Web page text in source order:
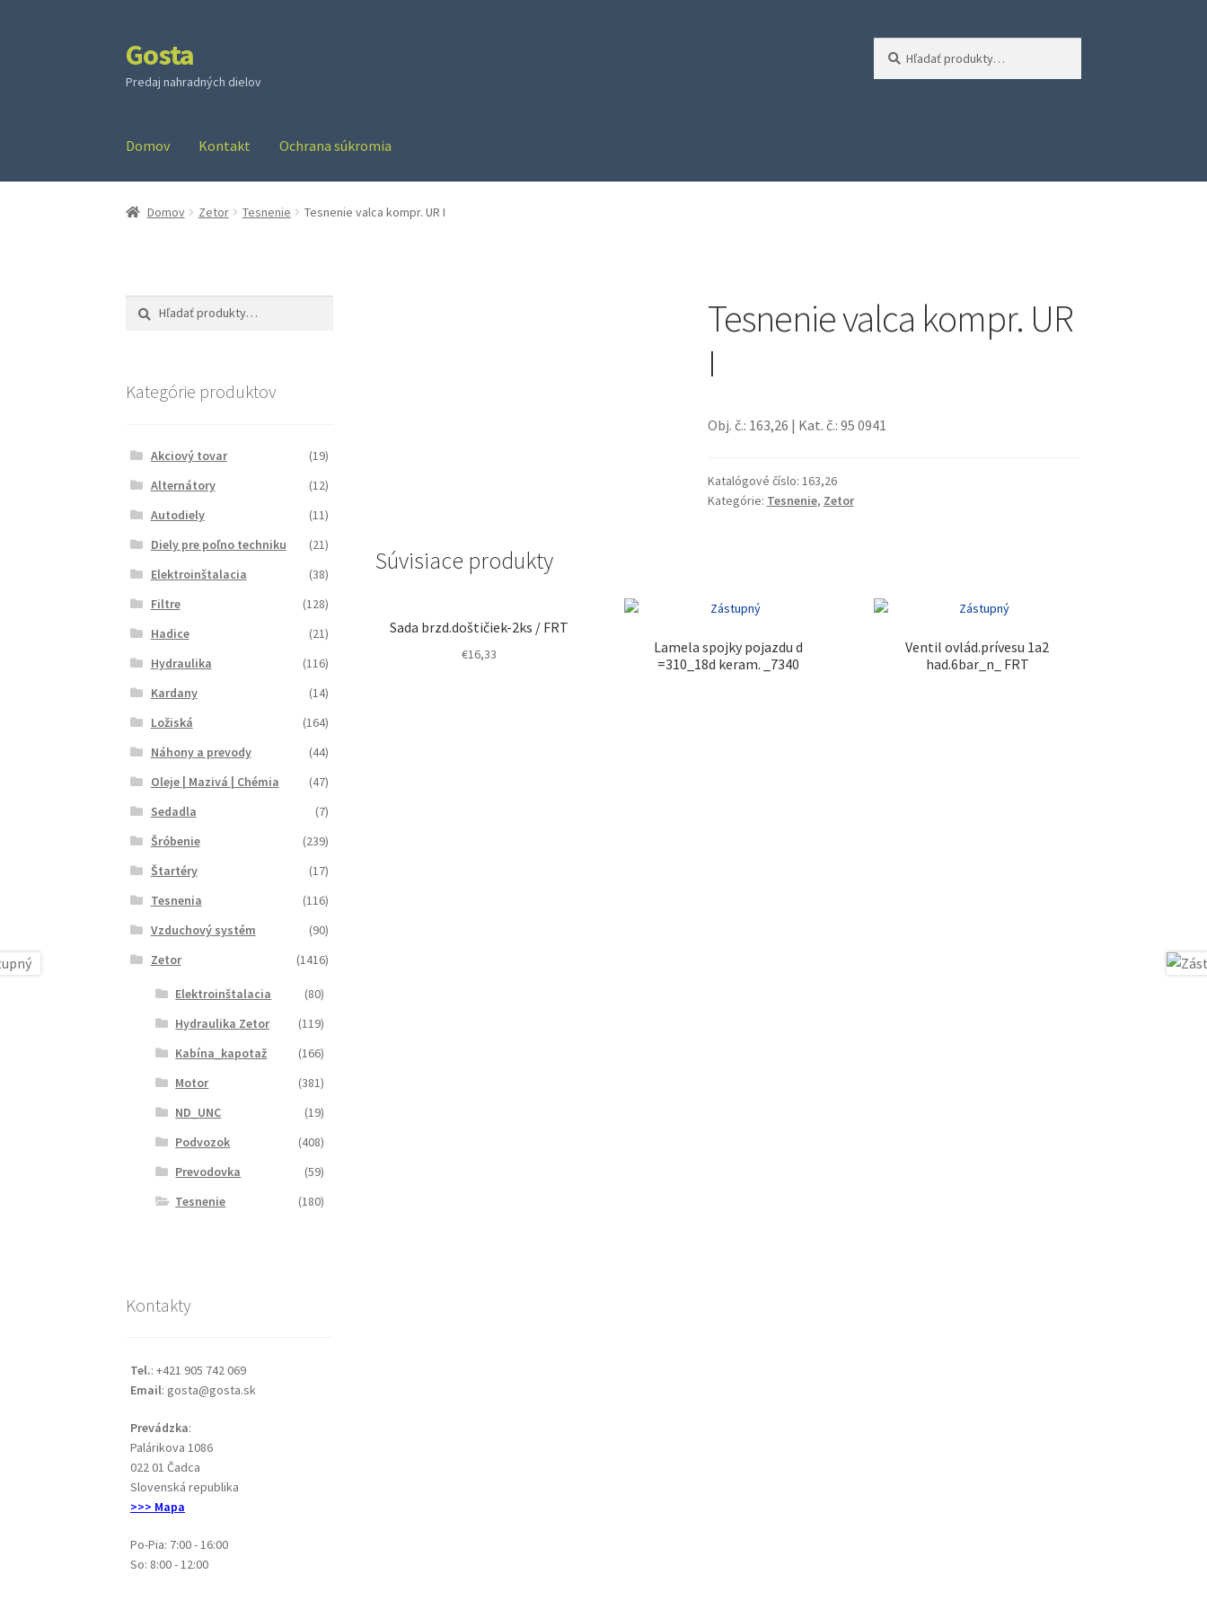
Preskočiť
na
navigáciu
Preskočiť
na
obsah
Gosta
Predaj nahradných dielov
Domov Kontakt Ochrana súkromia
Domov Zetor Tesnenie Tesnenie valca kompr. UR I
Tesnenie valca kompr. UR
I
Obj. č.: 163,26 | Kat. č.: 95 0941
Katalógové číslo: 163,26
Kategórie: Tesnenie, Zetor
Súvisiace produkty
Sada brzd.doštičiek-2ks / FRT
€16,33
Lamela spojky pojazdu d
=310_18d keram. _7340
Ventil ovlád.prívesu 1a2
had.6bar_n_ FRT
Hľadať:
Vyhľadávanie
Kategórie produktov
Akciový tovar
(19)
Alternátory
(12)
Autodiely
(11)
Diely pre poľno techniku
(21)
Elektroinštalacia
(38)
Filtre
(128)
Hadice
(21)
Hydraulika
(116)
Kardany
(14)
Ložiská
(164)
Náhony a prevody
(44)
Oleje | Mazivá | Chémia
(47)
Sedadla
(7)
Šróbenie
(239)
Štartéry
(17)
Tesnenia
(116)
Vzduchový systém
(90)
Zetor
(1416)
Elektroinštalacia
(80)
Hydraulika Zetor
(119)
Kabína_kapotaž
(166)
Motor
(381)
ND_UNC
(19)
Podvozok
(408)
Prevodovka
(59)
Tesnenie
(180)
Kontakty
Tel.: +421 905 742 069
Email: gosta@gosta.sk
Prevádzka:
Palárikova 1086
022 01 Čadca
Slovenská republika
>>> Mapa
Po-Pia: 7:00 - 16:00
So: 8:00 - 12:00